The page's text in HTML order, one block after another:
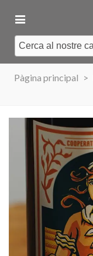
Pàgina principal >